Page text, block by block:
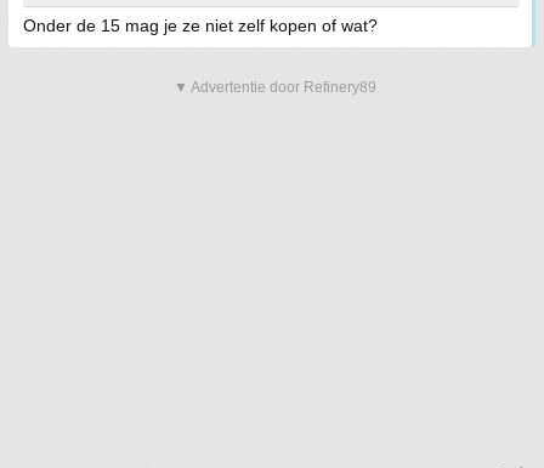
Onder de 15 mag je ze niet zelf kopen of wat?
▼ Advertentie door Refinery89